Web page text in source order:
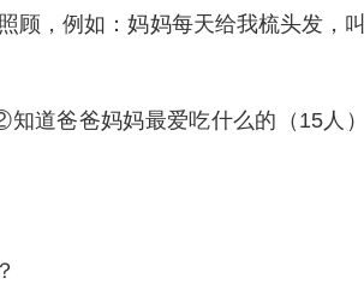
顾，例如：妈妈每天给我梳头发，
道爸爸妈妈最爱吃什么的（15人